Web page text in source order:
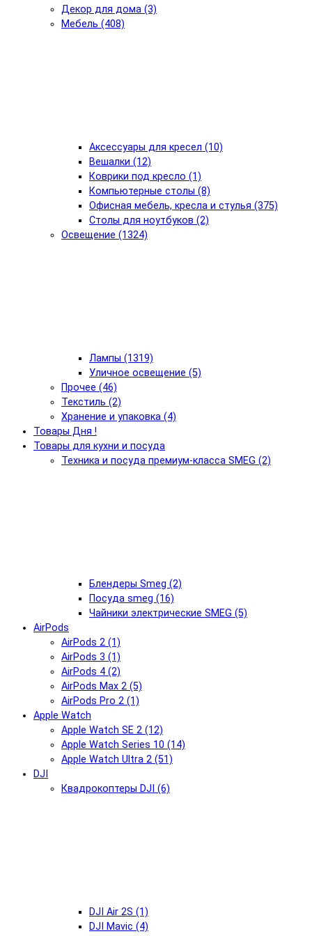
Декор для дома (3)
Мебель (408)
Аксессуары для кресел (10)
Вешалки (12)
Коврики под кресло (1)
Компьютерные столы (8)
Офисная мебель, кресла и стулья (375)
Столы для ноутбуков (2)
Освещение (1324)
Лампы (1319)
Уличное освещение (5)
Прочее (46)
Текстиль (2)
Хранение и упаковка (4)
Товары Дня !
Товары для кухни и посуда
Техника и посуда премиум-класса SMEG (2)
Блендеры Smeg (2)
Посуда smeg (16)
Чайники электрические SMEG (5)
AirPods
AirPods 2 (1)
AirPods 3 (1)
AirPods 4 (2)
AirPods Max 2 (5)
AirPods Pro 2 (1)
Apple Watch
Apple Watch SE 2 (12)
Apple Watch Series 10 (14)
Apple Watch Ultra 2 (51)
DJI
Квадрокоптеры DJI (6)
DJI Air 2S (1)
DJI Mavic (4)